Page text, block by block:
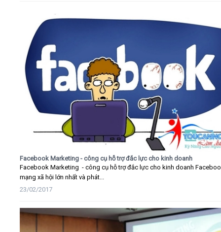
Facebook Marketing - công cụ hỗ trợ đắc lực cho kinh doanh
Facebook Marketing - công cụ hỗ trợ đắc lực cho kinh doanh
mạng xã hội lớn nhất và phát...
23/02/2017